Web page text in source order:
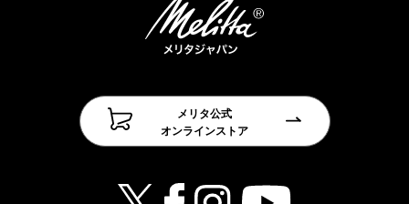
メリタ公式
オンラインストア